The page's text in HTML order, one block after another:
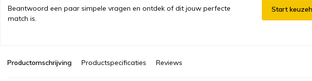
Beantwoord een paar simpele vragen en ontdek of dit jouw perfecte
match is.
Start
Productomschrijving Productspecificaties Reviews